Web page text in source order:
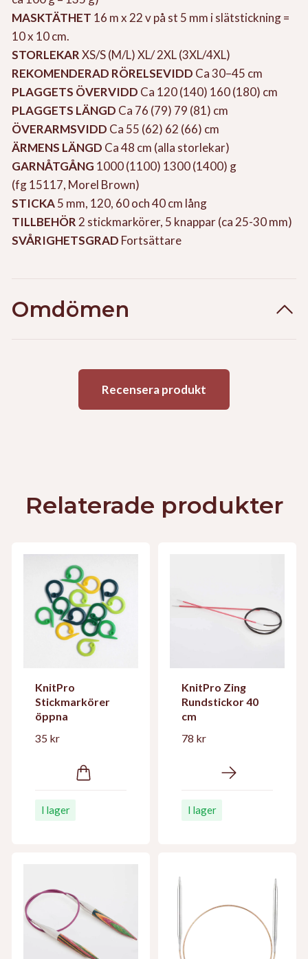
MASKTÄTHET 16 m x 22 v på st 5 mm i slätstickning =
10 x 10 cm.
STORLEKARXS/S (M/L) XL/ 2XL (3XL/4XL)
REKOMENDERAD RÖRELSEVIDD Ca 30–45 cm
PLAGGETS ÖVERVIDD Ca 120 (140) 160 (180) cm
PLAGGETS LÄNGD Ca 76 (79) 79 (81) cm
ÖVERARMSVIDD Ca 55 (62) 62 (66) cm
ÄRMENS LÄNGD Ca 48 cm (alla storlekar)
GARNÅTGÅNG 1000 (1100) 1300 (1400) g
(fg 15117, Morel Brown)
STICKA5 mm, 120, 60 och 40 cm lång
TILLBEHÖR 2 stickmarkörer, 5 knappar (ca 25-30 mm)
SVÅRIGHETSGRAD Fortsättare
Omdömen
Recensera produkt
Relaterade produkter
KnitPro
Stickmarkörer
öppna
35 kr
I lager
KnitPro Zing
Rundstickor 40
cm
78 kr
I lager